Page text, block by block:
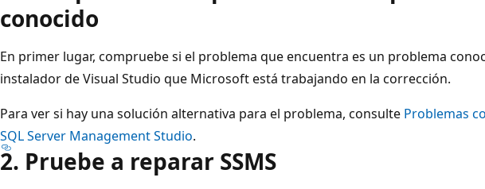
conocido
En primer lugar, compruebe si el problema que encuentra es un problema
instalador de Visual Studio que Microsoft está trabajando en la corrección.
Para ver si hay una solución alternativa para el problema, consulte Problemas
SQL Server Management Studio.
2. Pruebe a reparar SSMS